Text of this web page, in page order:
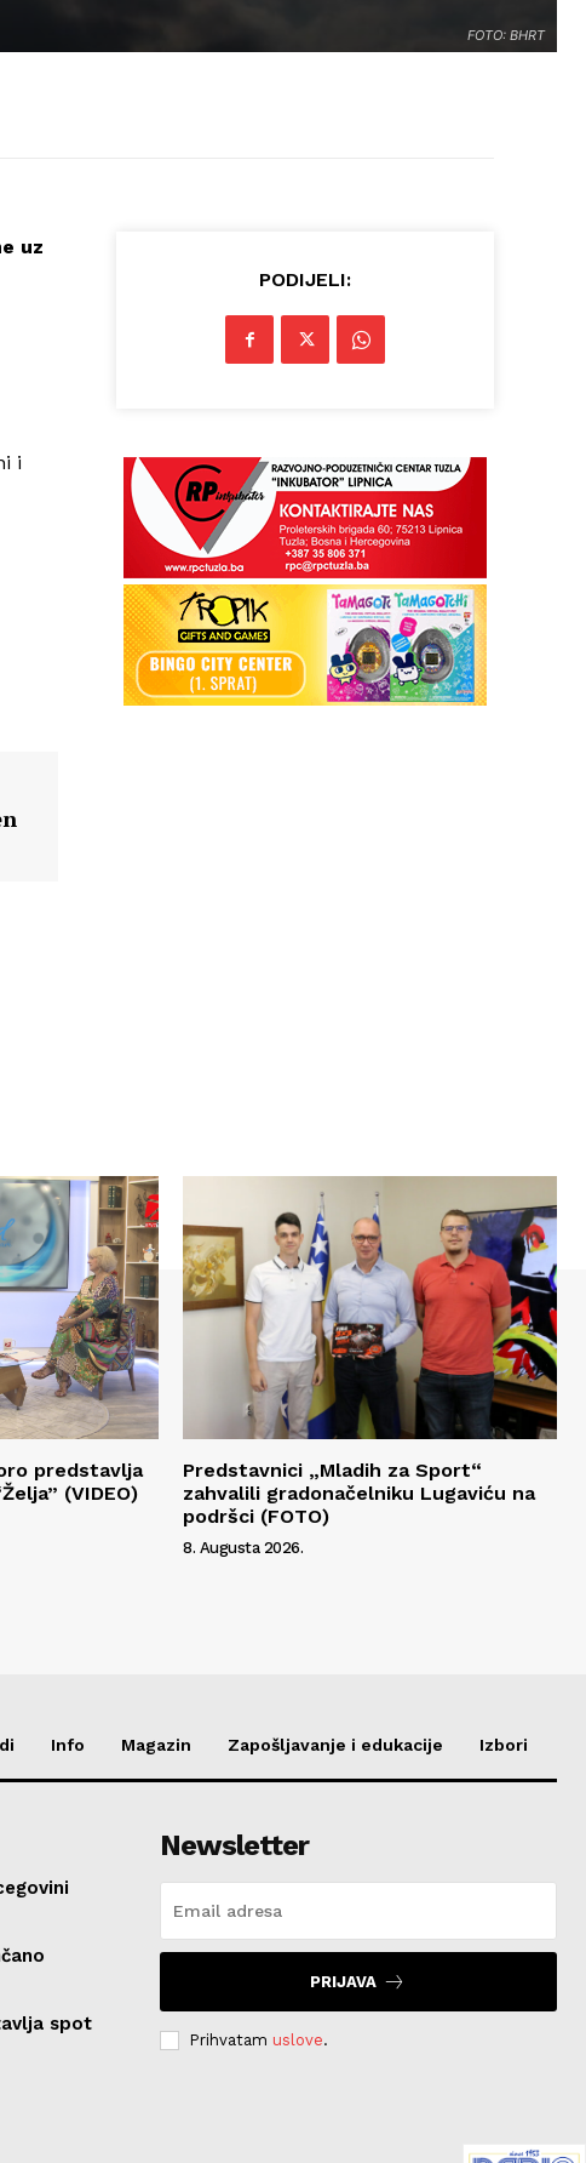
FOTO: BHRT
uz
i
PODIJELI:
predstavlja
(VIDEO)
Predstavnici „Mladih za Sport“
zahvalili gradonačelniku Lugaviću na
podršci (FOTO)
8. Augusta 2026.
Info Magazin Zapošljavanje i edukacije Izbori
spot
Newsletter
PRIJAVA
Prihvatam uslove.